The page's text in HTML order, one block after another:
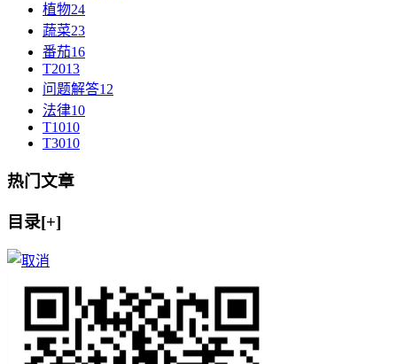
植物24
蔬菜23
番茄16
T2013
问题解答12
法律10
T1010
T3010
热门文章
目录[+]